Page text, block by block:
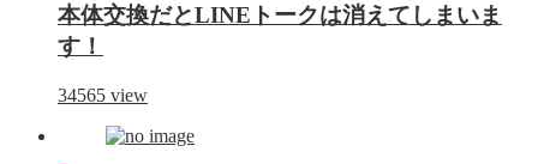
本体交換だとLINEトークは消えてしまいま
す！
34565 view